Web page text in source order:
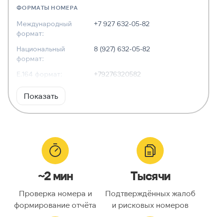
ФОРМАТЫ НОМЕРА
Международный
формат:
+7 927 632-05-82
Национальный
формат:
8 (927) 632-05-82
E.164 формат:
+79276320582
RFC3966
формат:
Тип номера:
Оператор связи:
Национальный
9276320582
Код страны:
Показать
~2 мин
Проверка номера и
формирование отчёта
Тысячи
Подтверждённых жалоб
и рисковых номеров